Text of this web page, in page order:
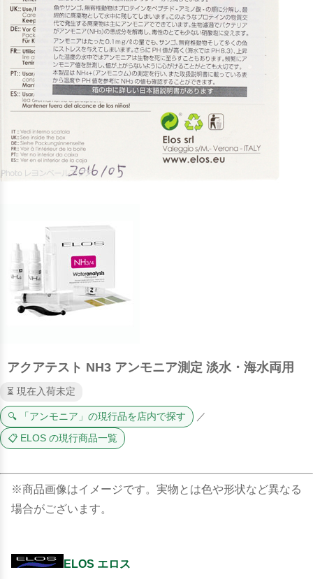
アクアテスト NH3 アンモニア測定 淡水・海水両用
⏳ 現在入荷未定
🔍 「アンモニア」の現行品を店内で探す ／
📋 ELOS の現行商品一覧
※商品画像はイメージです。実物とは色や形状など異なる
場合がございます。
ELOS エロス